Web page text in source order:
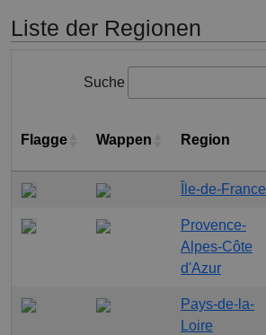
Liste der Regionen
Suche
Flagge Wappen Region
Île-de-France
Provence-
Alpes-Côte
d'Azur
Pays-de-la-
Loire